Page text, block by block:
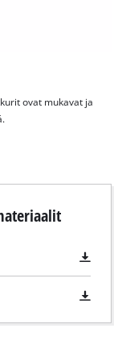
ovat mukavat ja